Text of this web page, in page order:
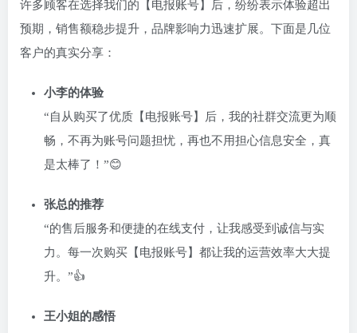
许多顾客在选择我们的【电报账号】后，纷纷表示体验超出
预期，销售额稳步提升，品牌影响力迅速扩展。下面是几位
客户的真实分享：
小李的体验
“自从购买了优质【电报账号】后，我的社群交流更为顺
畅，不再为账号问题担忧，再也不用担心信息安全，真
是太棒了！”😊
张总的推荐
“的售后服务和便捷的在线支付，让我感受到诚信与实
力。每一次购买【电报账号】都让我的运营效率大大提
升。”👍
王小姐的感悟